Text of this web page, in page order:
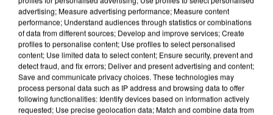
Algérie
Un cofondateur du réseau avait été interpellé
quelques jours plus tôt.
advertising; Measure advertising performance; Measure content
performance; Understand audiences through statistics or combinations
of data from different sources; Develop and improve services; Create
profiles to personalise content; Use profiles to select personalised
content; Use limited data to select content; Ensure security, prevent and
detect fraud, and fix errors; Deliver and present advertising and content;
Save and communicate privacy choices. These technologies may
process personal data such as IP address and browsing data to offer
following functionalities: Identify devices based on information actively
requested; Use precise geolocation data; Match and combine data from